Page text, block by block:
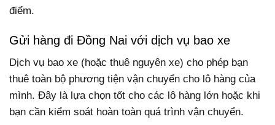
điểm.
Gửi hàng đi Đồng Nai với dịch vụ bao xe
Dịch vụ bao xe (hoặc thuê nguyên xe) cho phép bạn
thuê toàn bộ phương tiện vận chuyển cho lô hàng của
mình. Đây là lựa chọn tốt cho các lô hàng lớn hoặc khi
bạn cần kiểm soát hoàn toàn quá trình vận chuyển.